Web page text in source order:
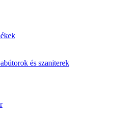
és szaniterek